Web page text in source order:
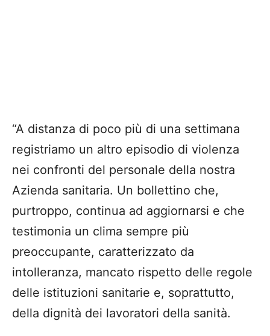
“A distanza di poco più di una settimana
registriamo un altro episodio di violenza
nei confronti del personale della nostra
Azienda sanitaria. Un bollettino che,
purtroppo, continua ad aggiornarsi e che
testimonia un clima sempre più
preoccupante, caratterizzato da
intolleranza, mancato rispetto delle regole
delle istituzioni sanitarie e, soprattutto,
della dignità dei lavoratori della sanità.